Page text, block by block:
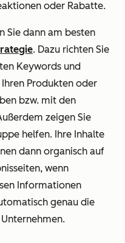
oder Rabatte.
Sie dann am besten
. Dazu richten Sie
Keywords und
Produkten oder
bzw. mit den
zeigen Sie
helfen. Ihre Inhalte
dann organisch auf
wenn
Informationen
genau die